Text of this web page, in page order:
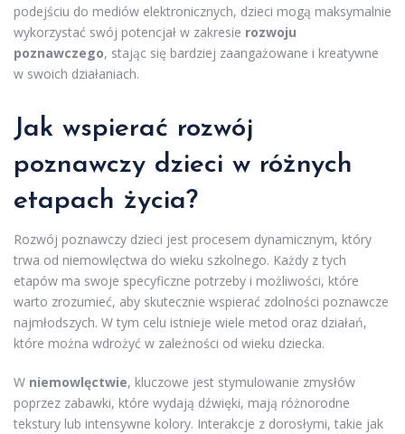
podejściu do mediów elektronicznych, dzieci mogą maksymalnie
wykorzystać swój potencjał w zakresie rozwoju
poznawczego, stając się bardziej zaangażowane i kreatywne
w swoich działaniach.
Jak wspierać rozwój
poznawczy dzieci w różnych
etapach życia?
Rozwój poznawczy dzieci jest procesem dynamicznym, który
trwa od niemowlęctwa do wieku szkolnego. Każdy z tych
etapów ma swoje specyficzne potrzeby i możliwości, które
warto zrozumieć, aby skutecznie wspierać zdolności poznawcze
najmłodszych. W tym celu istnieje wiele metod oraz działań,
które można wdrożyć w zależności od wieku dziecka.
W niemowlęctwie, kluczowe jest stymulowanie zmysłów
poprzez zabawki, które wydają dźwięki, mają różnorodne
tekstury lub intensywne kolory. Interakcje z dorosłymi, takie jak